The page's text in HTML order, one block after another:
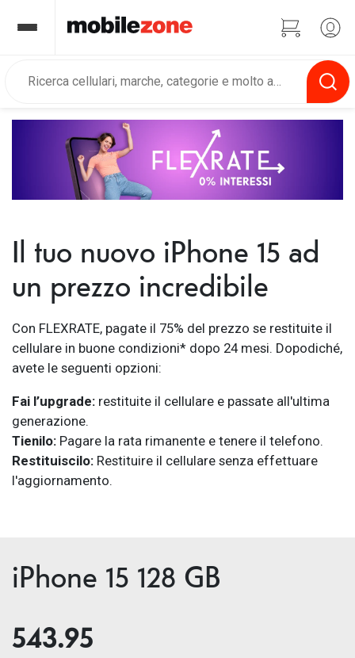
Il tuo nuovo iPhone 15 ad
un prezzo incredibile
Con FLEXRATE, pagate il 75% del prezzo se restituite il
cellulare in buone condizioni* dopo 24 mesi. Dopodiché,
avete le seguenti opzioni:
Fai l’upgrade: restituite il cellulare e passate all'ultima
generazione.
Tienilo: Pagare la rata rimanente e tenere il telefono.
Restituiscilo: Restituire il cellulare senza effettuare
l'aggiornamento.
iPhone 15 128 GB
543.95